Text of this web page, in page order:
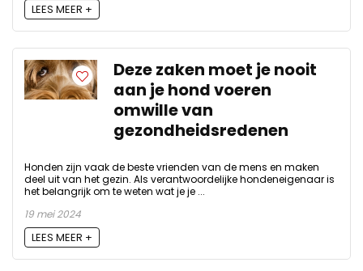
LEES MEER +
Deze zaken moet je nooit
aan je hond voeren
omwille van
gezondheidsredenen
Honden zijn vaak de beste vrienden van de mens en maken
deel uit van het gezin. Als verantwoordelijke hondeneigenaar is
het belangrijk om te weten wat je je ...
19 mei 2024
LEES MEER +